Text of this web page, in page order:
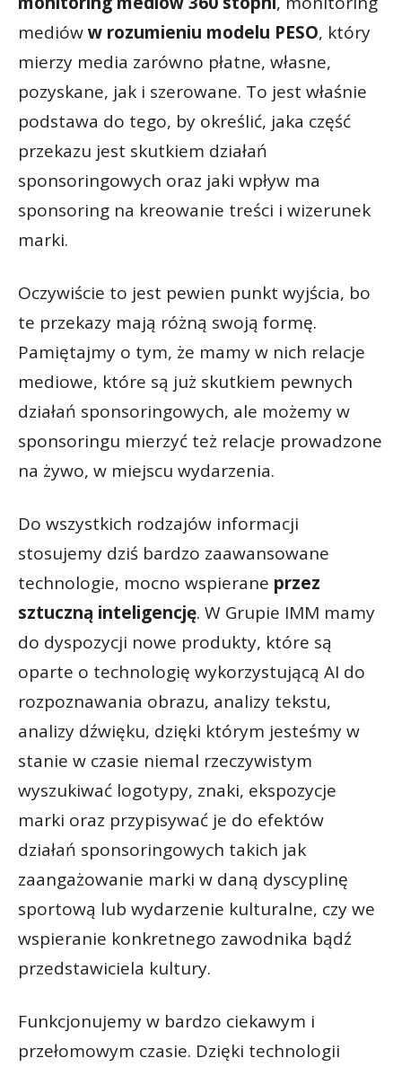
medióww rozumieniu modelu PESO, który
mierzy media zarówno płatne, własne,
pozyskane, jak i szerowane. To jest właśnie
podstawa do tego, by określić, jaka część
przekazu jest skutkiem działań
sponsoringowych oraz jaki wpływ ma
sponsoring na kreowanie treści i wizerunek
marki.
Oczywiście to jest pewien punkt wyjścia, bo
te przekazy mają różną swoją formę.
Pamiętajmy o tym, że mamy w nich relacje
mediowe, które są już skutkiem pewnych
działań sponsoringowych, ale możemy w
sponsoringu mierzyć też relacje prowadzone
na żywo, w miejscu wydarzenia.
Do wszystkich rodzajów informacji
stosujemy dziś bardzo zaawansowane
technologie, mocno wspierane przez
sztuczną inteligencję. W Grupie IMM mamy
do dyspozycji nowe produkty, które są
oparte o technologię wykorzystującą AI do
rozpoznawania obrazu, analizy tekstu,
analizy dźwięku, dzięki którym jesteśmy w
stanie w czasie niemal rzeczywistym
wyszukiwać logotypy, znaki, ekspozycje
marki oraz przypisywać je do efektów
działań sponsoringowych takich jak
zaangażowanie marki w daną dyscyplinę
sportową lub wydarzenie kulturalne, czy we
wspieranie konkretnego zawodnika bądź
przedstawiciela kultury.
Funkcjonujemy w bardzo ciekawym i
przełomowym czasie. Dzięki technologii